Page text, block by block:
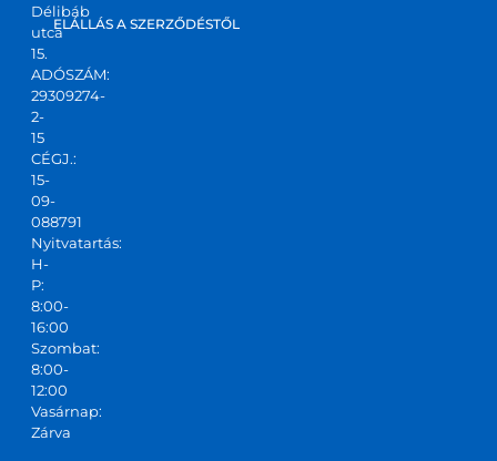
Délibáb
utca
15.
ADÓSZÁM:
29309274-
2-
15
CÉGJ.:
15-
09-
088791
Nyitvatartás:
H-
P:
8:00-
16:00
Szombat:
8:00-
12:00
Vasárnap:
Zárva
ELÁLLÁS A SZERZŐDÉSTŐL